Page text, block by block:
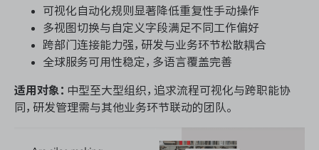
可视化自动化规则显著降低重复性手动操作
多视图切换与自定义字段满足不同工作偏好
跨部门连接能力强，研发与业务环节松散耦合
全球服务可用性稳定，多语言覆盖完善
适用对象： 中型至大型组织，追求流程可视化与跨职能协
同，研发管理需与其他业务环节联动的团队。